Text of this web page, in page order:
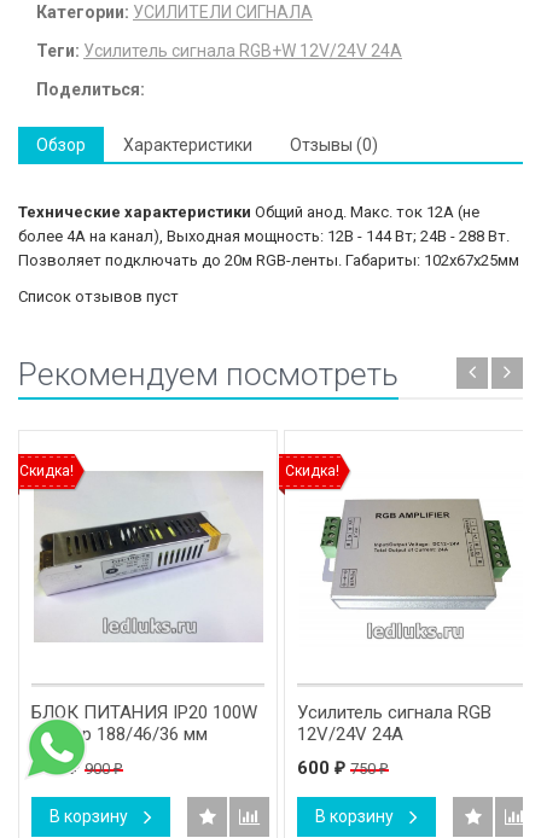
Категории: УСИЛИТЕЛИ СИГНАЛА
Теги: Усилитель сигнала RGB+W 12V/24V 24A
Поделиться:
Обзор Характеристики Отзывы (0)
Технические характеристики Общий анод. Макс. ток 12А (не
более 4А на канал), Выходная мощность: 12В - 144 Вт; 24В - 288 Вт.
Позволяет подключать до 20м RGB-ленты. Габариты: 102х67х25мм
Список отзывов пуст
Рекомендуем посмотреть
Скидка!
БЛОК ПИТАНИЯ IP20 100W
размер 188/46/36 мм
600₽ 900₽
В корзину
Скидка!
Усилитель сигнала RGB
12V/24V 24A
600 ₽ 750₽
В корзину